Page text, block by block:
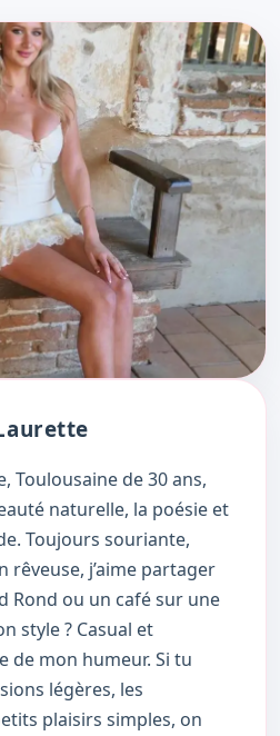
Toulousaine de 30 ans,
naturelle, la poésie et
Toujours souriante,
rêveuse, j’aime partager
Rond ou un café sur une
style ? Casual et
de mon humeur. Si tu
légères, les
plaisirs simples, on